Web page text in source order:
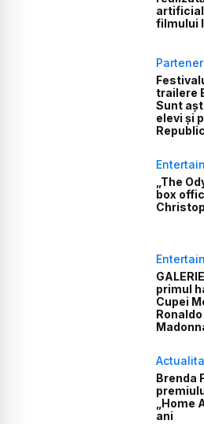
filmului
trailere
Sunt
elevi și
„The
box
primul
Cupei
Brenda
„Home
ani